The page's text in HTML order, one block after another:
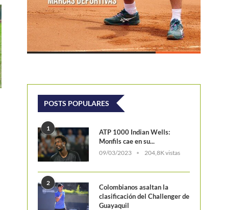
Nishikori escapa de la trampa
propuesta por Herbert
Dos juveniles sudamericanos
como sparring en las ATP
POSTS POPULARES
1
ATP 1000 Indian Wells:
Monfils cae en su...
09/03/2023 204,8K vistas
2
Colombianos asaltan la
clasificación del Challenger de
Guayaquil